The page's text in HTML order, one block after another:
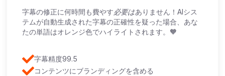
字幕の修正に何時間も費やす必要はありません！AIシス
テムが自動生成された字幕の正確性を疑った場合、あな
たの単語はオレンジ色でハイライトされます。🧡
字幕精度99.5
コンテンツにブランディングを含める